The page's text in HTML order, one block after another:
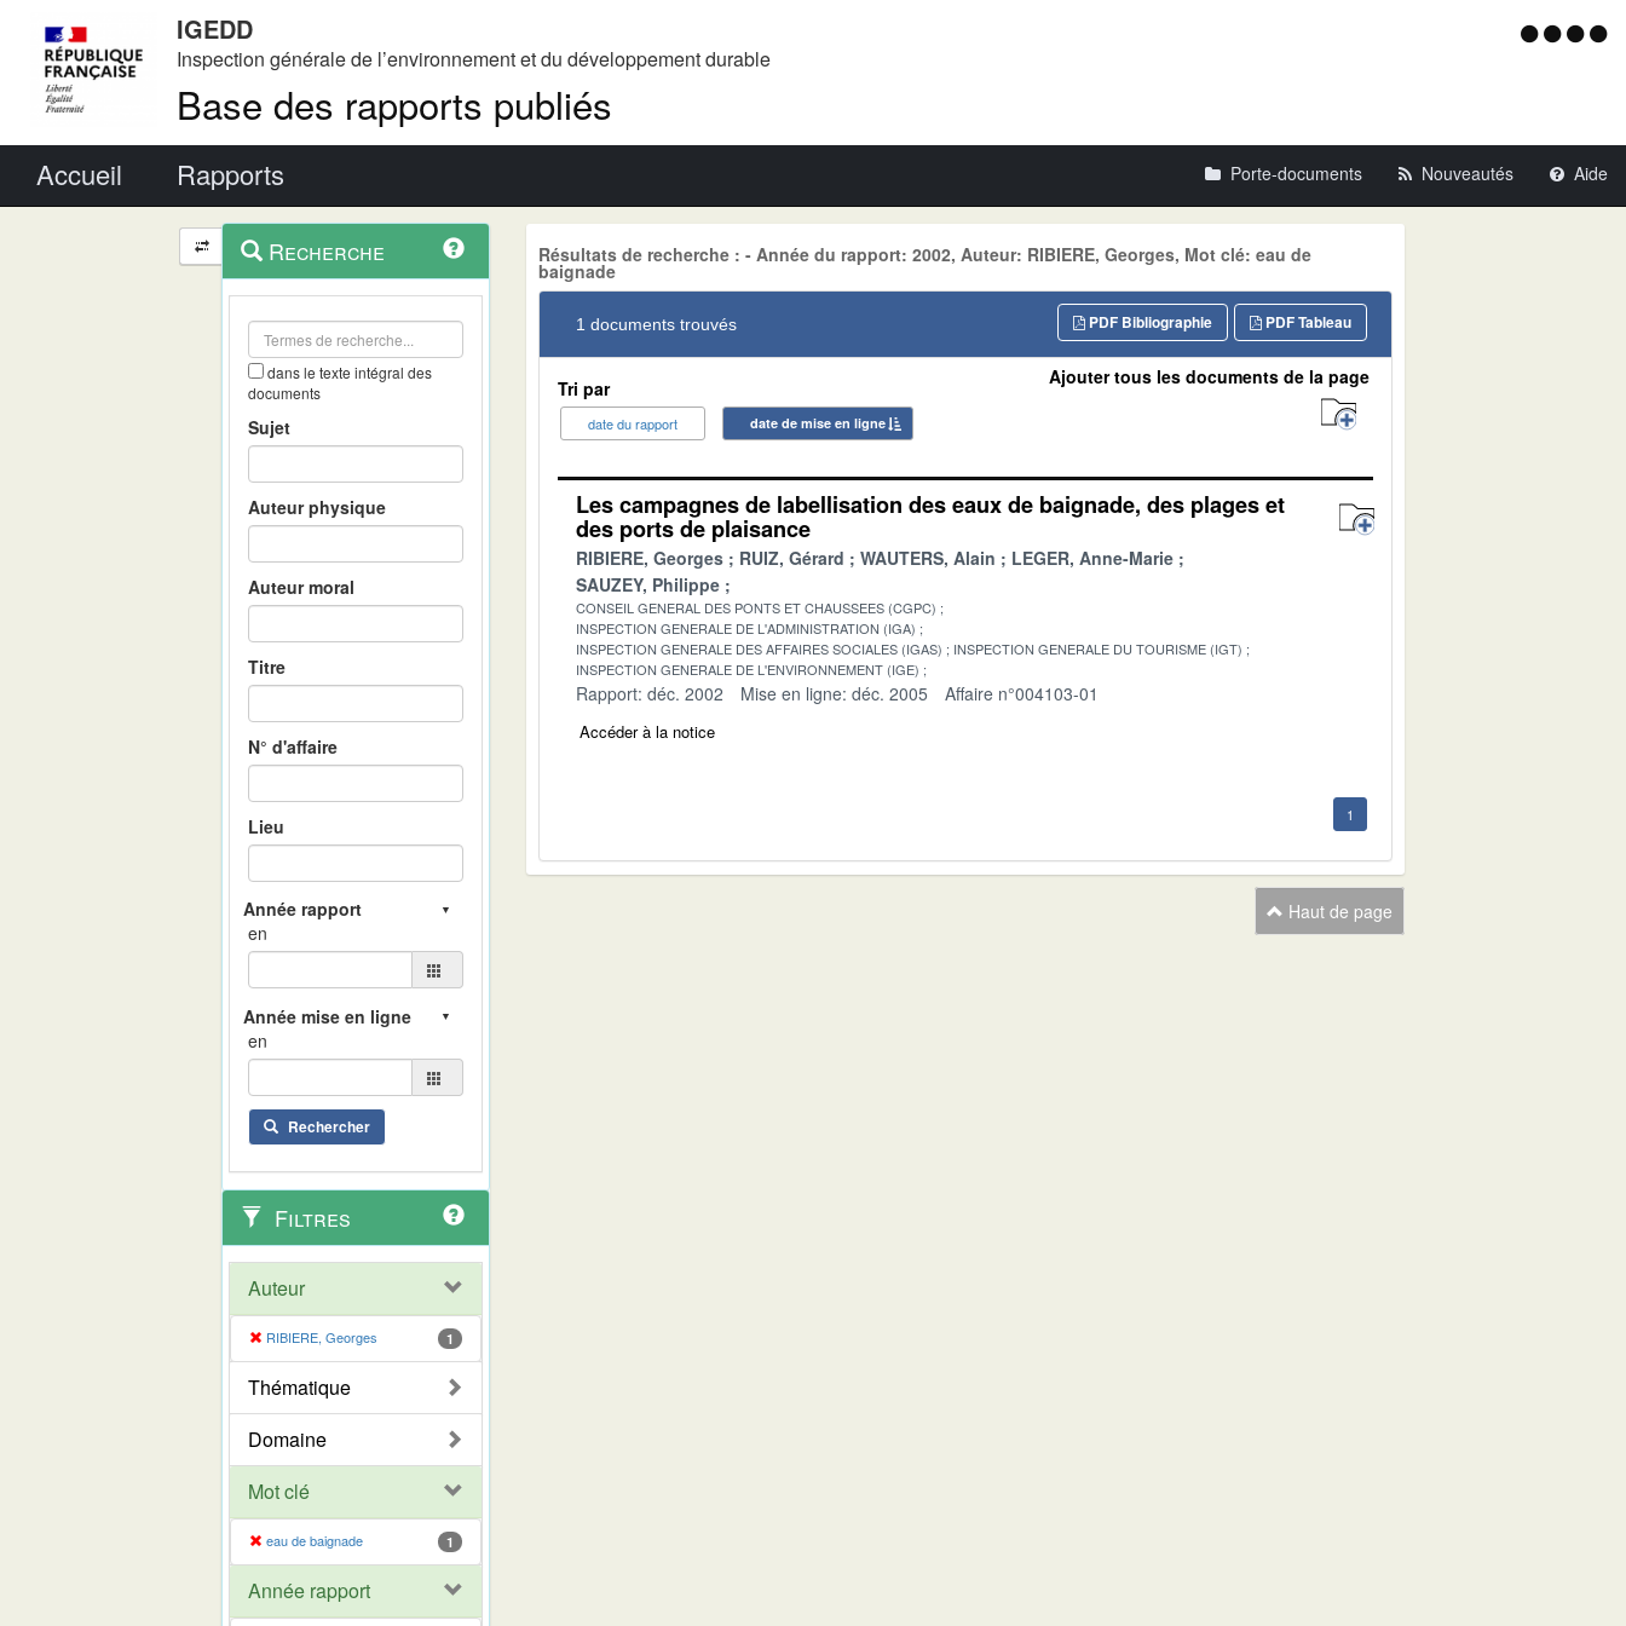
IGEDD
Inspection générale de l’environnement et du développement durable
Base des rapports publiés
Menu
Accueil Rapports Porte-documents Nouveautés Aide
Navigation
et
outils
contextuel
Recherche
dans le texte intégral des
documents
Sujet
Auteur physique
Auteur moral
Titre
N° d'affaire
Lieu
en
en
Rechercher
Filtres
Auteur
RIBIERE, Georges 1
Thématique
Domaine
Mot clé
eau de baignade 1
Année rapport
Résultats de recherche : - Année du rapport: 2002, Auteur: RIBIERE, Georges, Mot clé: eau de
baignade
1 documents trouvés PDF Tableau
PDF Bibliographie
Tri par
date du rapport date de mise en ligne
Ajouter tous les documents de la page
Les campagnes de labellisation des eaux de baignade, des plages et
des ports de plaisance
RIBIERE, Georges RUIZ, Gérard WAUTERS, Alain
LEGER, Anne-Marie
SAUZEY, Philippe
CONSEIL GENERAL DES PONTS ET CHAUSSEES (CGPC)
INSPECTION GENERALE DE L'ADMINISTRATION (IGA)
INSPECTION GENERALE DES AFFAIRES SOCIALES (IGAS)
INSPECTION GENERALE DU TOURISME (IGT)
INSPECTION GENERALE DE L'ENVIRONNEMENT (IGE)
Rapport: déc. 2002 Mise en ligne: déc. 2005 Affaire n°004103-01
Accéder à la notice
1
Haut de page